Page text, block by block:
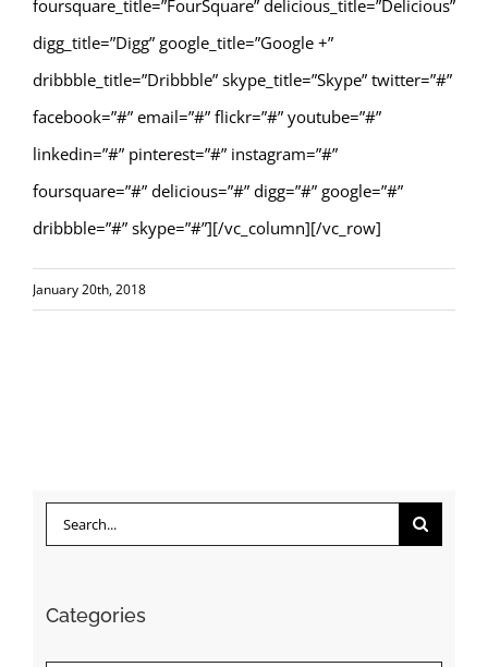
foursquare_title=”FourSquare” delicious_title=”Delicious”
digg_title=”Digg” google_title=”Google +”
dribbble_title=”Dribbble” skype_title=”Skype” twitter=”#”
facebook=”#” email=”#” flickr=”#” youtube=”#”
linkedin=”#” pinterest=”#” instagram=”#”
foursquare=”#” delicious=”#” digg=”#” google=”#”
dribbble=”#” skype=”#”][/vc_column][/vc_row]
January 20th, 2018
Search
Categories